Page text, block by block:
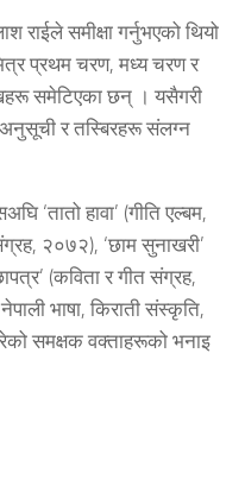
राईले समीक्षा गर्नुभएको थियो
प्रथम चरण, मध्य चरण र
समेटिएका छन् । यसैगरी
र तस्बिरहरू संलग्न
‘तातो हावा’ (गीति एल्बम,
२०७२), ‘छाम सुनाखरी’
(कविता र गीत संग्रह,
भाषा, किराती संस्कृति,
समक्षक वक्ताहरूको भनाइ